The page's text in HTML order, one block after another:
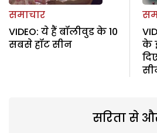
समाचार
VIDEO: ये हैं बॉलीवुड के 10
सबसे हॉट सीन
के
सरिता से